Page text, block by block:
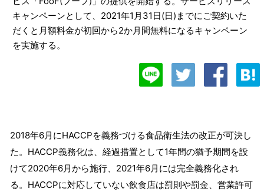
キャンペーンとして、2021年1月31日(日)までにご契約いた
だくと月額料金が初回から2か月間無料になるキャンペーン
を実施する。
2018年6月にHACCPを義務づける食品衛生法の改正が可決し
た。HACCP義務化は、経過措置として1年間の猶予期間を設
けて2020年6月から施行、2021年6月には完全義務化され
る。HACCPに対応していない飲食店は罰則や罰金、営業許可